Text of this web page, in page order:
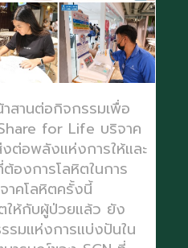
สานต่อกิจกรรมเพื่อ
for Life บริจาค
ต่อพลังแห่งการให้และ
องการโลหิตในการ
าคโลหิตครั้งนี้
ให้กับผู้ป่วยแล้ว ยัง
มแห่งการแบ่งปันใน